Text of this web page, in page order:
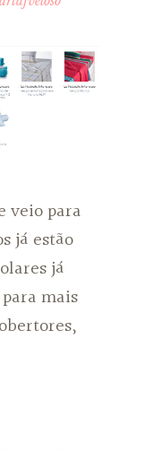
veio para
já estão
já
mais